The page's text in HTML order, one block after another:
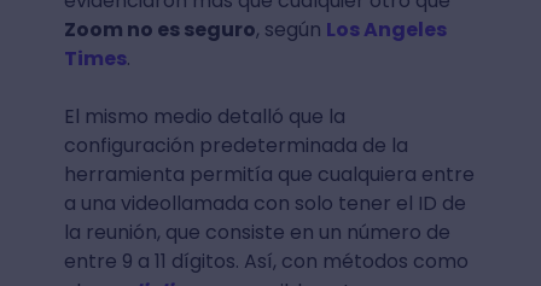
Zoom no es seguro, según Los Angeles
Times.
El mismo medio detalló que la
configuración predeterminada de la
herramienta permitía que cualquiera entre
a una videollamada con solo tener el ID de
la reunión, que consiste en un número de
entre 9 a 11 dígitos. Así, con métodos como